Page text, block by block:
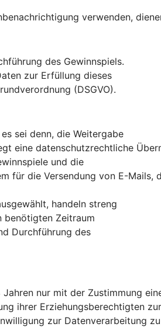
verwenden,
des Gewinnspiels.
zur Erfüllung dieses
(DSGVO).
sei denn, die Weitergabe
eine datenschutzrechtliche
und die
für die Versendung von E-
handeln streng
benötigten Zeitraum
Durchführung des
nur mit der Zustimmung
ihrer Erziehungsberechtigten
zur Datenverarbeitung